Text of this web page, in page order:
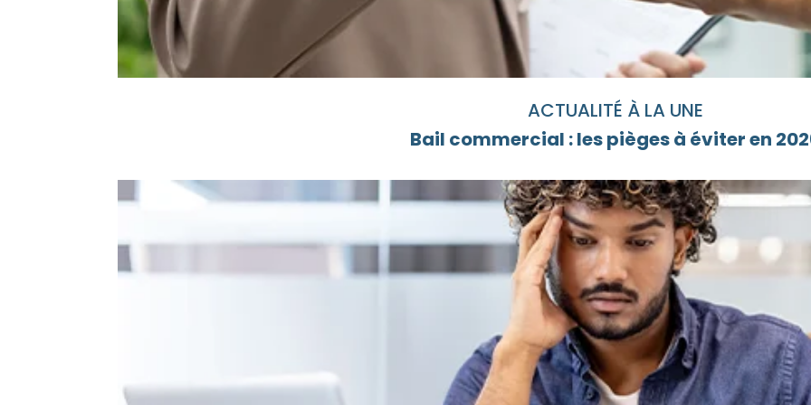
ACTUALITÉ À LA UNE
Bail commercial : les pièges à éviter en